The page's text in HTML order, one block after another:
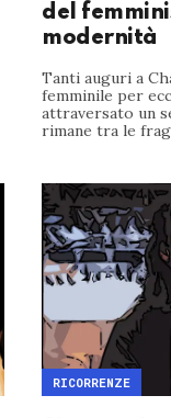
del
modernità
Tanti auguri a
femminile per
attraversato un
rimane tra le
RICORRENZE